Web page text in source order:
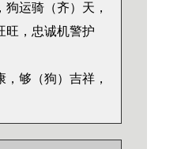
运骑（齐）天，
旺，忠诚机警护
够（狗）吉祥，